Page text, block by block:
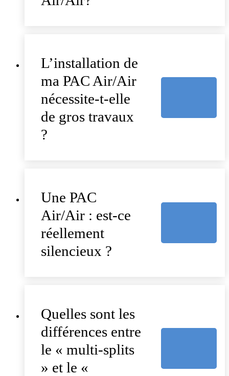
L’installation de
ma PAC Air/Air
nécessite-t-elle
de gros travaux
?
Une PAC
Air/Air : est-ce
réellement
silencieux ?
Quelles sont les
différences entre
le « multi-splits
» et le «